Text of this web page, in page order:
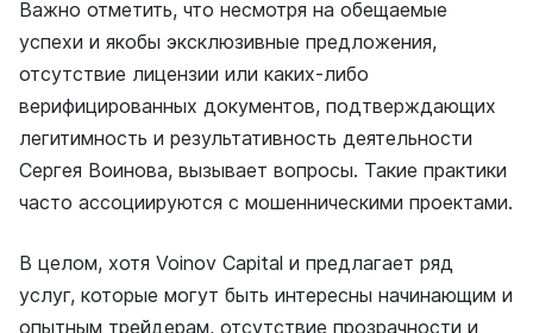
Важно отметить, что несмотря на обещаемые
успехи и якобы эксклюзивные предложения,
отсутствие лицензии или каких-либо
верифицированных документов, подтверждающих
легитимность и результативность деятельности
Сергея Воинова, вызывает вопросы. Такие практики
часто ассоциируются с мошенническими проектами.
В целом, хотя Voinov Capital и предлагает ряд
услуг, которые могут быть интересны начинающим и
опытным трейдерам, отсутствие прозрачности и